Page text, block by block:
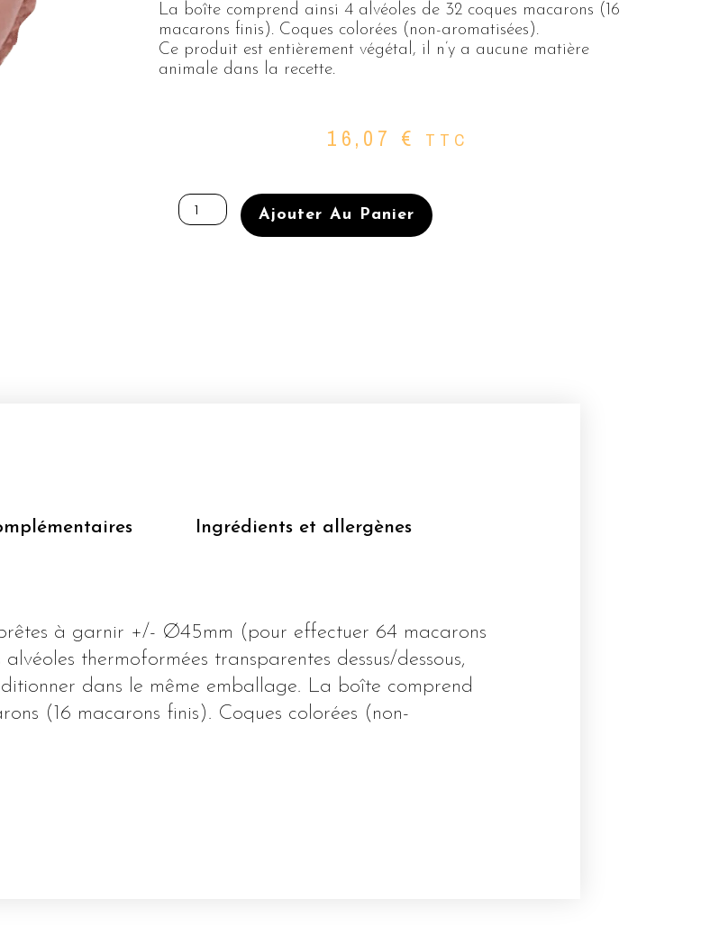
La boîte comprend ainsi 4 alvéoles de 32 coques macarons (16
macarons finis). Coques colorées (non-aromatisées).
Ce produit est entièrement végétal, il n’y a aucune matière
animale dans la recette.
16,07 € TTC
de
BOÎTE
Ajouter Au Panier
Ingrédients et allergènes
à garnir +/- Ø45mm (pour effectuer 64 macarons
thermoformées transparentes dessus/dessous,
dans le même emballage. La boîte comprend
(16 macarons finis). Coques colorées (non-